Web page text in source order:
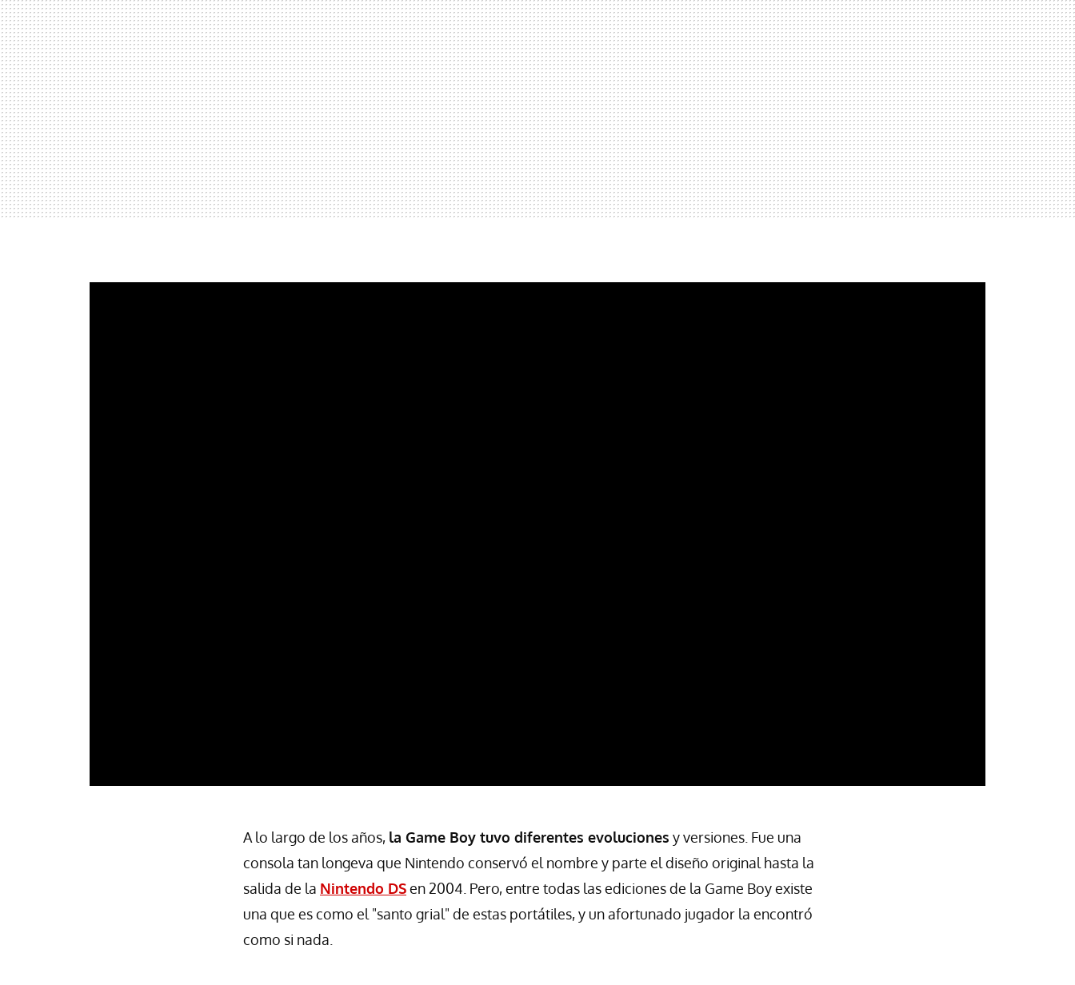
A lo largo de los años, la Game Boy tuvo diferentes evoluciones y versiones. Fue una
consola tan longeva que Nintendo conservó el nombre y parte el diseño original hasta la
salida de la Nintendo DSen 2004. Pero, entre todas las ediciones de la Game Boy existe
una que es como el "santo grial" de estas portátiles, y un afortunado jugador la encontró
como si nada.